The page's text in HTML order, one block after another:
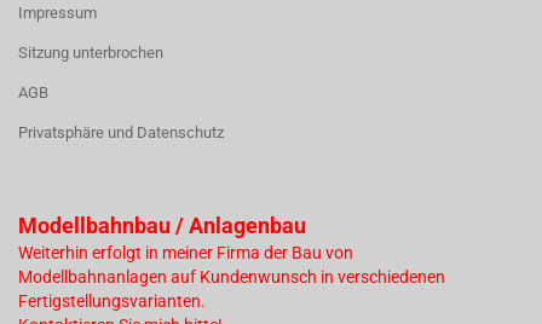
Impressum
Sitzung unterbrochen
AGB
Privatsphäre und Datenschutz
Modellbahnbau / Anlagenbau
Weiterhin erfolgt in meiner Firma der Bau von
Modellbahnanlagen auf Kundenwunsch in verschiedenen
Fertigstellungsvarianten.